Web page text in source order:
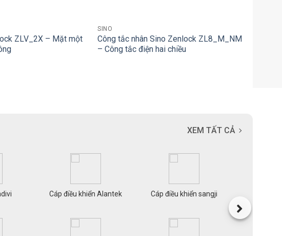
ZLV_2X – Mặt một
SINO
Công tắc nhân Sino Zenlock ZL8_M_NM
– Công tắc điện hai chiều
XEM TẤT CẢ
Cáp điều khiển Alantek Cáp điều khiển sangji